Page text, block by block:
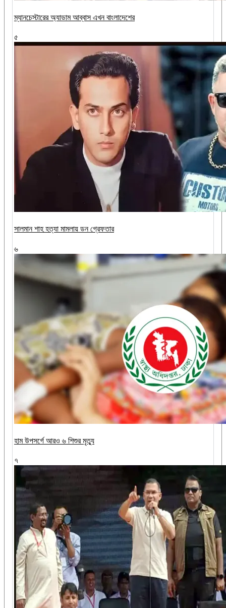
ম্যানচেস্টারের অ্যাডাম আব্বাস এখন বাংলাদেশের
৫
সালমান শাহ হত্যা মামলায় ডন গ্রেফতার
৬
হাম উপসর্গে আরও ৬ শিশুর মৃত্যু
৭